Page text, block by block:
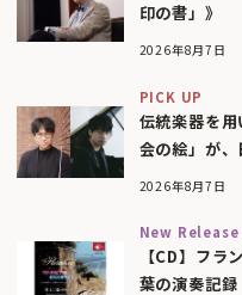
印の書」》
2026年8月7日
PICK UP
伝統楽器を
会の絵」が、
2026年8月7日
New
【CD】フ
葉の演奏記録